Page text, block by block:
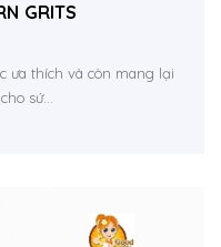
GRITS
ưa thích và còn mang lại
sứ...